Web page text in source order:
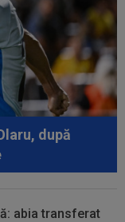
după
abia transferat